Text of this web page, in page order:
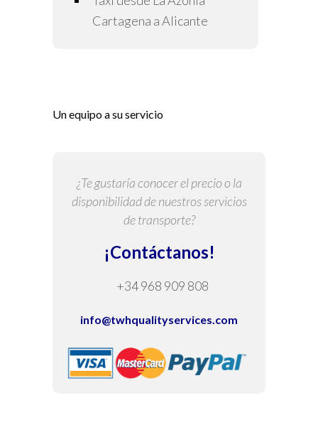
Cartagena a Alicante
Un equipo a su servicio
¿Te gustaría conocer el precio o la
disponibilidad de nuestros servicios
de transporte?
¡Contáctanos!
+34 968 909 808
info@twhqualityservices.com